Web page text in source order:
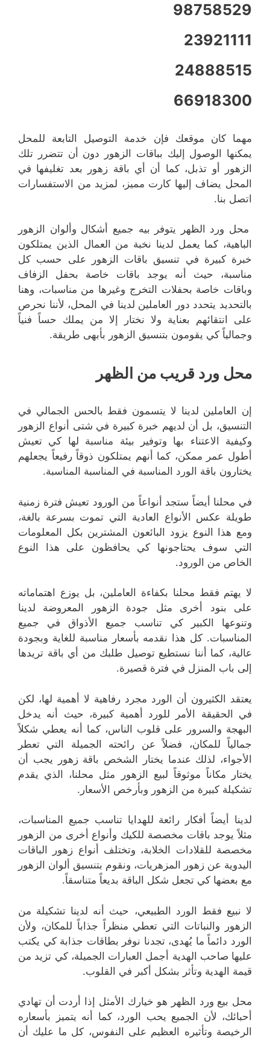
98758529
23921111
24888515
66918300
مهما كان موقعك فإن خدمة التوصيل التابعة للمحل
يمكنها الوصول إليك بباقات الزهور دون أن تتضرر تلك
الزهور أو تذبل، كما أن أي باقة زهور بعد تغليفها في
المحل يضاف إليها كارت مميز، لمزيد من الاستفسارات
اتصل بنا.
محل ورد الظهر يتوفر بيه جميع أشكال وألوان الزهور
الباهية، كما يعمل لدينا نخبة من العمال الذين يمتلكون
خبرة كبيرة في تنسيق باقات الزهور على حسب كل
مناسبة، حيث أنه يوجد باقات خاصة بحفل الزفاف
وباقات خاصة بحفلات التخرج وغيرها من مناسبات، وهنا
بالتحديد يتحدد دور العاملين لدينا في المحل، لأننا نحرص
على انتقائهم بعناية ولا نختار إلا من يملك حساً فنياً
وجمالياً كي يقومون بتنسيق الزهور بأبهى طريقة.
محل ورد قريب من الظهر
إن العاملين لدينا لا يتسمون فقط بالحس الجمالي في
التنسيق، بل أن لديهم خبرة كبيرة في شتى أنواع الزهور
وكيفية الاعتناء بها وتوفير بيئة مناسبة لها كي تعيش
أطول عمر ممكن، كما أنهم يمتلكون ذوقاً رفيعاً يجعلهم
يختارون باقة الورد المناسبة في المناسبة المناسبة.
في محلنا أيضاً ستجد أنواعاً من الورود تعيش فترة زمنية
طويلة عكس الأنواع العادية التي تموت بسرعة بالغة،
ومع هذا النوع يزود البائعون المشترين بكل المعلومات
التي سوف يحتاجونها كي يحافظون على هذا النوع
الخاص من الورود.
لا يهتم فقط محلنا بكفاءة العاملين، بل يوزع اهتماماته
على بنود أخرى مثل جودة الزهور المعروضة لدينا
وتنوعها الكبير كي تناسب جميع الأذواق في جميع
المناسبات. كل هذا نقدمه بأسعار مناسبة للغاية وبجودة
عالية، كما أننا نستطيع توصيل طلبك من أي باقة تريدها
إلى باب المنزل في فترة قصيرة.
يعتقد الكثيرون أن الورد مجرد رفاهية لا أهمية لها، لكن
في الحقيقة الأمر للورد أهمية كبيرة، حيث أنه يدخل
البهجة والسرور على قلوب الناس، كما أنه يعطي شكلاً
جمالياً للمكان، فضلاً عن رائحته الجميلة التي تعطر
الأجواء، لذلك عندما يختار الشخص باقة زهور يجب أن
يختار مكاناً موثوقاً لبيع الزهور مثل محلنا، الذي يقدم
تشكيلة كبيرة من الزهور وبأرخص الأسعار.
لدينا أيضاً أفكار رائعة للهدايا تناسب جميع المناسبات،
مثلاً يوجد باقات مخصصة للكيك وأنواع أخرى من الزهور
مخصصة للقلادات الخلابة، وتختلف أنواع زهور الباقات
اليدوية عن زهور المزهريات، ونقوم بتنسيق ألوان الزهور
مع بعضها كي تجعل شكل الباقة بديعاً متناسقاً.
لا نبيع فقط الورد الطبيعي، حيث أنه لدينا تشكيلة من
الزهور والنباتات التي تعطي منظراً جذاباً للمكان، ولأن
الورد دائماً ما يُهدى، تجدنا نوفر بطاقات جذابة كي يكتب
عليها صاحب الهدية أجمل العبارات الجميلة، كي تزيد من
قيمة الهدية وتأثر بشكل أكبر في القلوب.
محل بيع ورد الظهر هو خيارك الأمثل إذا أردت أن تهادي
أحبائك، لأن الجميع يحب الورد، كما أنه يتميز بأسعاره
الرخيصة وتأثيره العظيم على النفوس، كل ما عليك أن